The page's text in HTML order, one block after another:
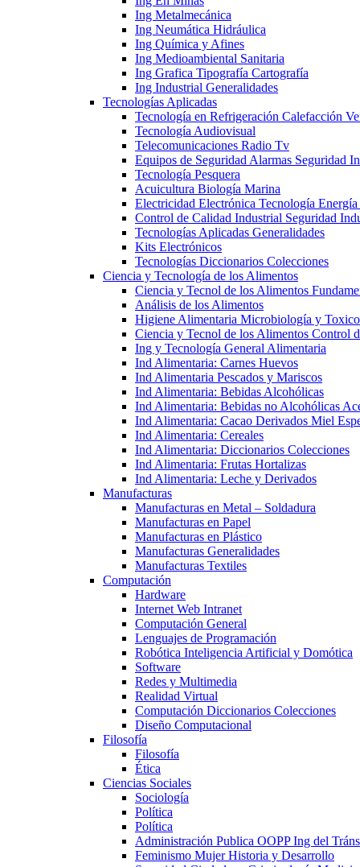
Ing Metalmecánica
Ing Neumática Hidráulica
Ing Química y Afines
Ing Medioambiental Sanitaria
Ing Grafica Tipografía Cartografía
Ing Industrial Generalidades
Tecnologías Aplicadas
Tecnología en Refrigeración Calefacción
Tecnología Audiovisual
Telecomunicaciones Radio Tv
Equipos de Seguridad Alarmas Seguridad
Tecnología Pesquera
Acuicultura Biología Marina
Electricidad Electrónica Tecnología Energía
Control de Calidad Industrial Seguridad
Tecnologías Aplicadas Generalidades
Kits Electrónicos
Tecnologías Diccionarios Colecciones
Ciencia y Tecnología de los Alimentos
Ciencia y Tecnol de los Alimentos
Análisis de los Alimentos
Higiene Alimentaria Microbiología y
Ciencia y Tecnol de los Alimentos Control
Ing y Tecnología General Alimentaria
Ind Alimentaria: Carnes Huevos
Ind Alimentaria Pescados y Mariscos
Ind Alimentaria: Bebidas Alcohólicas
Ind Alimentaria: Bebidas no Alcohólicas
Ind Alimentaria: Cacao Derivados Miel
Ind Alimentaria: Cereales
Ind Alimentaria: Diccionarios Colecciones
Ind Alimentaria: Frutas Hortalizas
Ind Alimentaria: Leche y Derivados
Manufacturas
Manufacturas en Metal – Soldadura
Manufacturas en Papel
Manufacturas en Plástico
Manufacturas Generalidades
Manufacturas Textiles
Computación
Hardware
Internet Web Intranet
Computación General
Lenguajes de Programación
Robótica Inteligencia Artificial y Domótica
Software
Redes y Multimedia
Realidad Virtual
Computación Diccionarios Colecciones
Diseño Computacional
Filosofía
Filosofía
Ética
Ciencias Sociales
Sociología
Política
Política
Administración Publica OOPP Ing del
Feminismo Mujer Historia y Desarrollo